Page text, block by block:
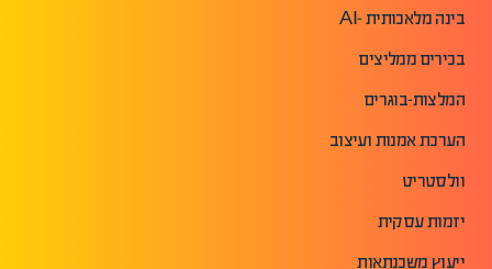
בינה מלאכותית -AI
בכירים ממליצים
המלצות-בוגרים
הערכת אמנות ועיצוב
וולסטריט
יזמות עסקית
ייעוץ משכנתאות